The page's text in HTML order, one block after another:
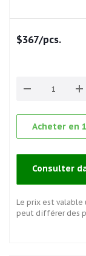
$367/pcs.
Acheter en
Consulter
Le prix est
peut différer des